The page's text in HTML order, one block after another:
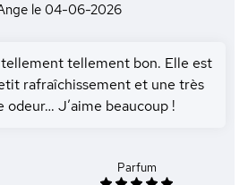
le 04-06-2026
tellement bon. Elle est
rafraîchissement et une très
odeur… J’aime beaucoup !
Parfum